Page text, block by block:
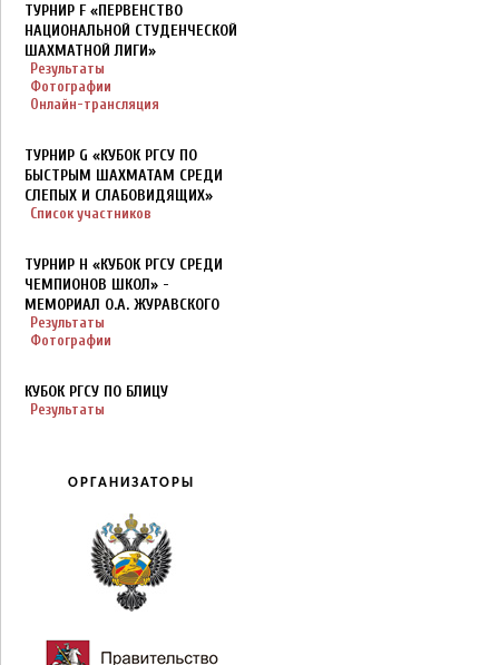
ТУРНИР F «ПЕРВЕНСТВО
НАЦИОНАЛЬНОЙ СТУДЕНЧЕСКОЙ
ШАХМАТНОЙ ЛИГИ»
Результаты
Фотографии
Онлайн-трансляция
ТУРНИР G «КУБОК РГСУ ПО
БЫСТРЫМ ШАХМАТАМ СРЕДИ
СЛЕПЫХ И СЛАБОВИДЯЩИХ»
Список участников
ТУРНИР H «КУБОК РГСУ СРЕДИ
ЧЕМПИОНОВ ШКОЛ» -
МЕМОРИАЛ О.А. ЖУРАВСКОГО
Результаты
Фотографии
КУБОК РГСУ ПО БЛИЦУ
Результаты
ОРГАНИЗАТОРЫ